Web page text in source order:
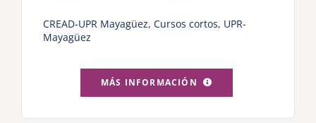
CREAD-UPR Mayagüez, Cursos cortos, UPR-
Mayagüez
MÁS INFORMACIÓN